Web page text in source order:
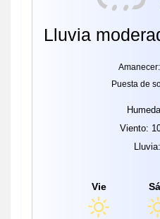
Lluvia
Puesta de
Viento:
Vie